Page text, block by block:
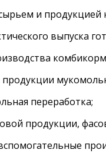
и
выпуска
переработка;
продукции,